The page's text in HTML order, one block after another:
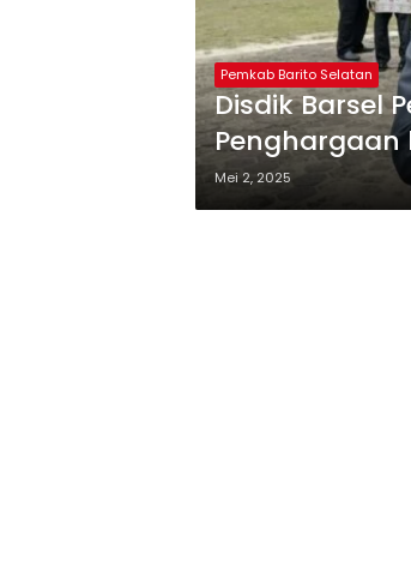
Pemkab Barito Selatan
Disdik Barsel
Penghargaan
Mei 2, 2025